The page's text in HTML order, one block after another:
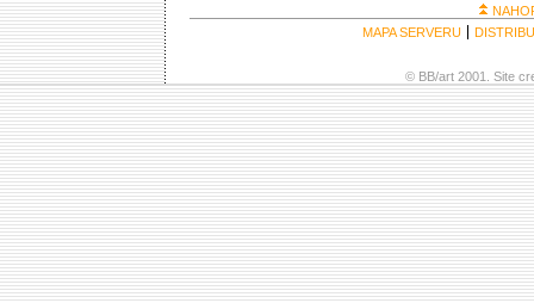
MAPA SERVERU
© BB/art 2001. Site